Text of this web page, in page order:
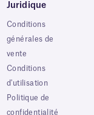
Juridique
Conditions
générales de
vente
Conditions
d'utilisation
Politique de
confidentialité